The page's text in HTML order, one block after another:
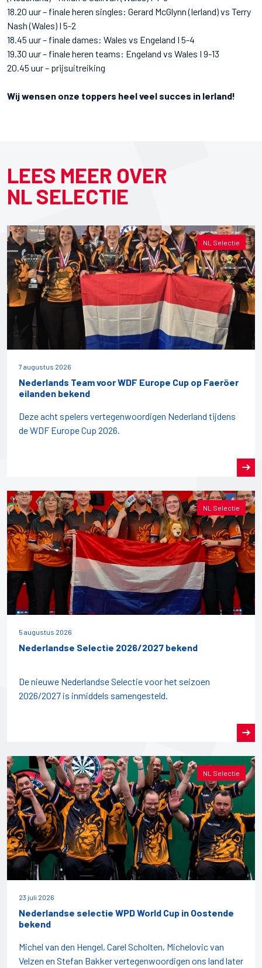
18.20 uur – finale heren singles: Gerard McGlynn (Ierland) vs Terry
Nash (Wales) I 5-2
18.45 uur – finale dames: Wales vs Engeland I 5-4
19.30 uur – finale heren teams: Engeland vs Wales I 9-13
20.45 uur – prijsuitreiking
Wij wensen onze toppers heel veel succes in Ierland!
LEES MEER OVER
NL SELECTIE
NL Selectie
7 augustus 2026
Nederlands Team voor WDF Europe Cup op Faeröer
eilanden bekend
Deze acht spelers vertegenwoordigen Nederland tijdens
de WDF Europe Cup 2026.
NL Selectie
5 augustus 2026
Nederlandse Selectie 2026/2027 bekend
De nieuwe Nederlandse Selectie voor het seizoen
2026/2027 is inmiddels samengesteld.
NL Selectie
23 juli 2026
Nederlandse selectie WPD World Cup in Oostende
bekend
Michel van den Hengel, Carel Scholten, Michelovic van
Velzen en Stefan Bakker vertegenwoordigen ons land later